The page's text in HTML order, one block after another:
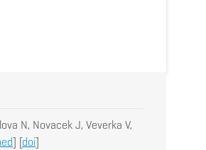
N, Novacek J, Veverka V,
] [doi]